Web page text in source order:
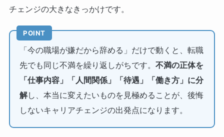
チェンジの大きなきっかけです。
POINT
「今の職場が嫌だから辞める」だけで動くと、転職
先でも同じ不満を繰り返しがちです。 不満の正体を
「仕事内容」「人間関係」「待遇」「働き方」に分
解し、本当に変えたいものを見極めることが、後悔
しないキャリアチェンジの出発点になります。